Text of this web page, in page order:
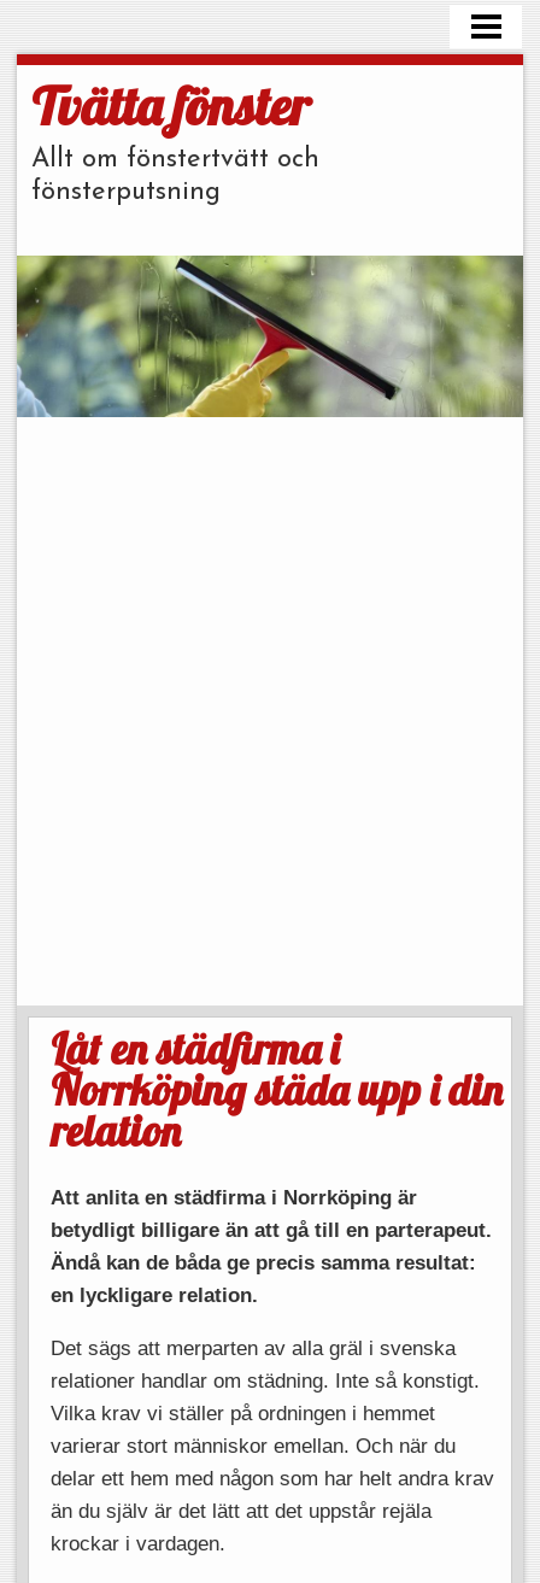
TVÄTTA PLASTFÖNSTER
FÖNSTERPUTS PRIS
BLOGG
BESTÄLL STÄDHJÄLP
Tvätta fönster
Allt om fönstertvätt och
fönsterputsning
Låt en städfirma i
Norrköping städa upp i din
relation
Att anlita en städfirma i Norrköping är
betydligt billigare än att gå till en parterapeut.
Ändå kan de båda ge precis samma resultat:
en lyckligare relation.
Det sägs att merparten av alla gräl i svenska
relationer handlar om städning. Inte så konstigt.
Vilka krav vi ställer på ordningen i hemmet
varierar stort människor emellan. Och när du
delar ett hem med någon som har helt andra krav
än du själv är det lätt att det uppstår rejäla
krockar i vardagen.